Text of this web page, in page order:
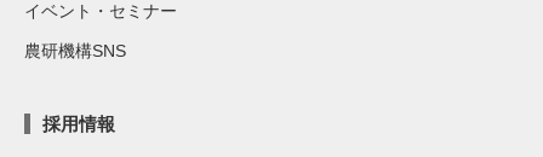
イベント・セミナー
農研機構SNS
採用情報